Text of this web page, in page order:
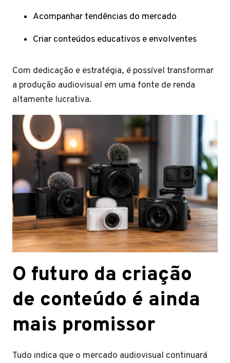
Acompanhar tendências do mercado
Criar conteúdos educativos e envolventes
Com dedicação e estratégia, é possível transformar
a produção audiovisual em uma fonte de renda
altamente lucrativa.
O futuro da criação
de conteúdo é ainda
mais promissor
Tudo indica que o mercado audiovisual continuará